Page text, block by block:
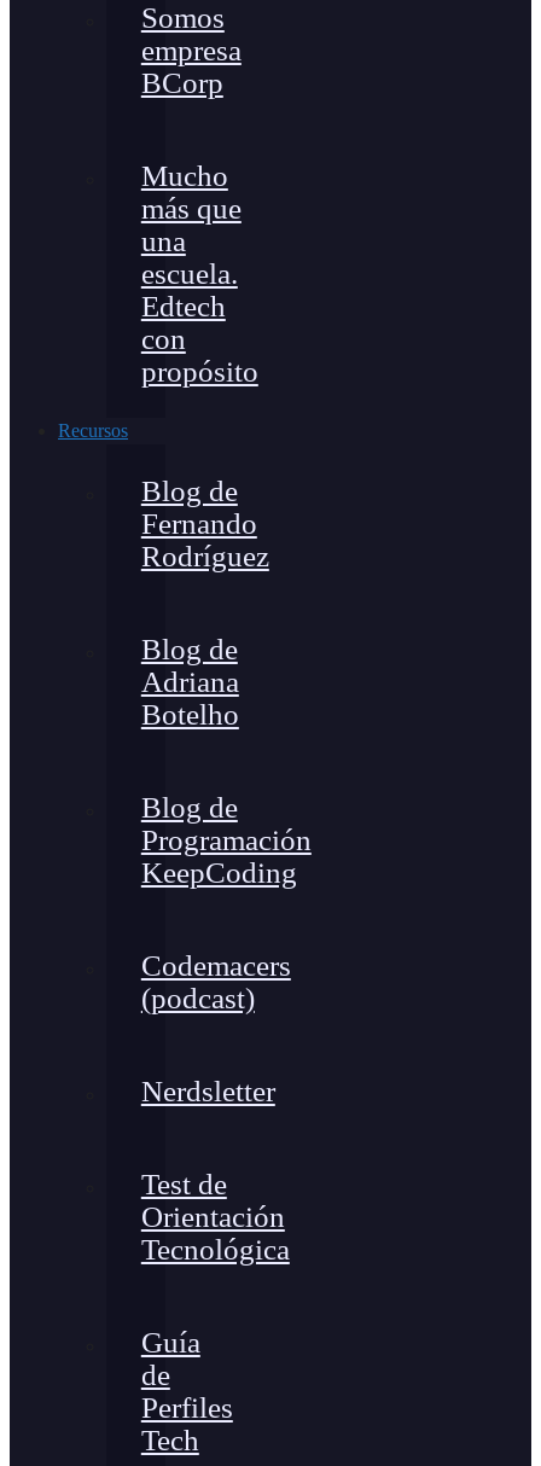
Somos
empresa
BCorp
Mucho
más que
una
escuela.
Edtech
con
propósito
Recursos
Blog de
Fernando
Rodríguez
Blog de
Adriana
Botelho
Blog de
Programación
KeepCoding
Codemacers
(podcast)
Nerdsletter
Test de
Orientación
Tecnológica
Guía
de
Perfiles
Tech